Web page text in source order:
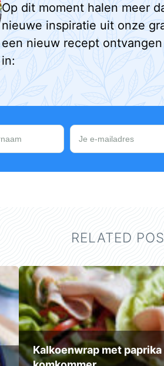
Op dit moment halen meer
nieuwe inspiratie uit onze
een nieuw recept
in:
RELATED
Kalkoenwrap met paprika